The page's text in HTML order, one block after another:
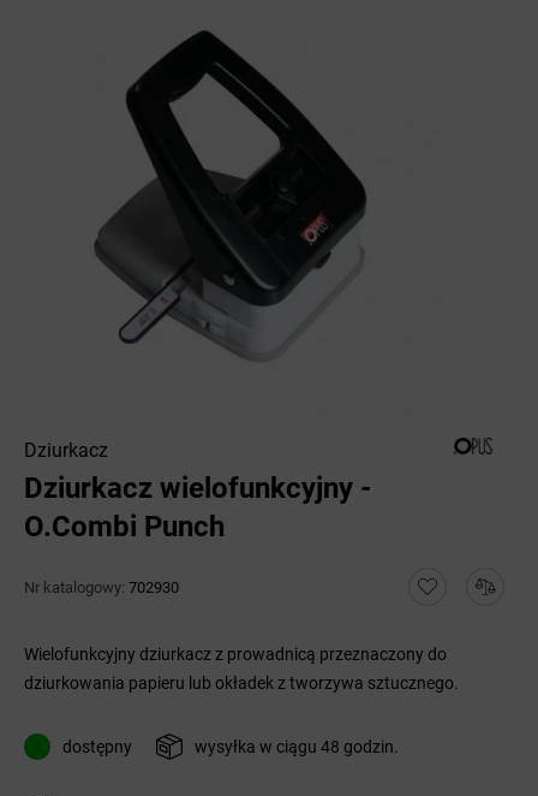
Dziurkacz
Dziurkacz wielofunkcyjny -
O.Combi Punch
Nr katalogowy: 702930
Wielofunkcyjny dziurkacz z prowadnicą przeznaczony do
dziurkowania papieru lub okładek z tworzywa sztucznego.
dostępny wysyłka w ciągu 48 godzin.